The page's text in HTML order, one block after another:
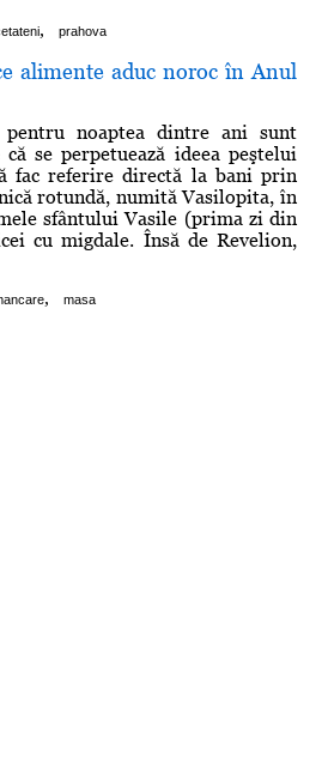
, prahova
alimente aduc noroc în Anul
noaptea dintre ani sunt
se perpetuează ideea peştelui
fac referire directă la bani prin
rotundă, numită Vasilopita, în
sfântului Vasile (prima zi din
cu migdale. Însă de Revelion,
, masa